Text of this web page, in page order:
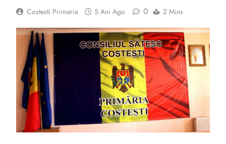
Costesti Primaria 5 Ani Ago 0 2 Mins